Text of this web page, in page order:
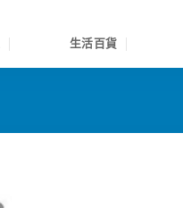
生活百貨